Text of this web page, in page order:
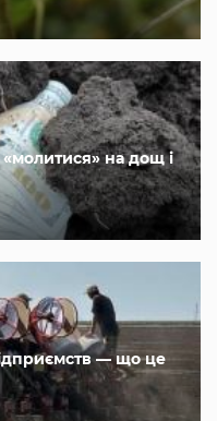
на дощ і
— що це